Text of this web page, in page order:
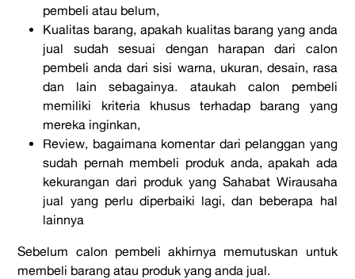
pembeli atau belum,
Kualitas barang, apakah kualitas barang yang anda
jual sudah sesuai dengan harapan dari calon
pembeli anda dari sisi warna, ukuran, desain, rasa
dan lain sebagainya. ataukah calon pembeli
memiliki kriteria khusus terhadap barang yang
mereka inginkan,
Review, bagaimana komentar dari pelanggan yang
sudah pernah membeli produk anda, apakah ada
kekurangan dari produk yang Sahabat Wirausaha
jual yang perlu diperbaiki lagi, dan beberapa hal
lainnya
Sebelum calon pembeli akhirnya memutuskan untuk
membeli barang atau produk yang anda jual.